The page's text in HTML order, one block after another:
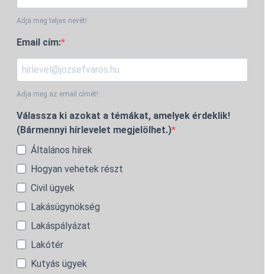
Adja meg teljes nevét!
Email cím:
Adja meg az email címét!
Válassza ki azokat a témákat, amelyek érdeklik!
(Bármennyi hírlevelet megjelölhet.)
Általános hírek
Hogyan vehetek részt
Civil ügyek
Lakásügynökség
Lakáspályázat
Lakótér
Kutyás ügyek